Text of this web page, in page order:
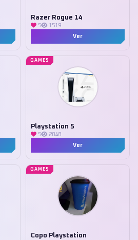
Razer Rogue 14
5
1519
Ver
GAMES
Playstation 5
5
2048
Ver
GAMES
Copo Playstation